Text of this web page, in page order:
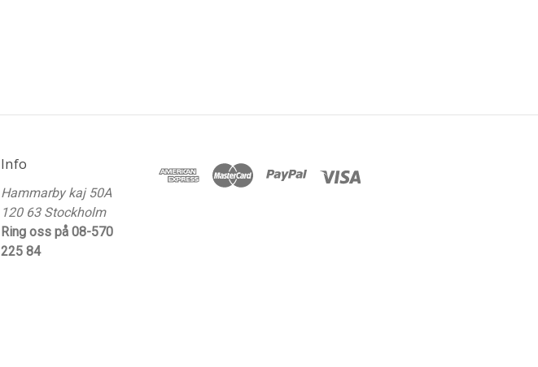
Info
Hammarby kaj 50A
120 63 Stockholm
Ring oss på 08-570
225 84